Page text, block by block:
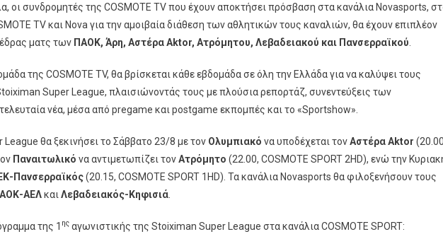
League
Και
Τη
Σεζόν
Στην
COSMOTE
οι συνδρομητές της COSMOTE TV που έχουν αποκτήσει πρόσβαση στα κανάλια Novasports,
TV και Nova για την αμοιβαία διάθεση των αθλητικών τους καναλιών, θα έχουν επιπλέον
ματς των ΠΑΟΚ, Άρη, ΑστέραAktor, Ατρόμητου, Λεβαδειακού και Πανσερραϊκού
της COSMOTE TV, θα βρίσκεται κάθε εβδομάδα σε όλη την Ελλάδα για να καλύψει τους
Super League, πλαισιώνοντάς τους με πλούσια ρεπορτάζ, συνεντεύξεις των
νέα, μέσα από pregame και postgame εκπομπές και το «Sportshow».
θα ξεκινήσει το Σάββατο 23/8 με τον Ολυμπιακό να υποδέχεται τονΑστέραAktor
Παναιτωλικό να αντιμετωπίζει τονΑτρόμητο (22.00, COSMOTE SPORT 2HD), ενώ την
Πανσερραϊκός(20.15, COSMOTE SPORT 1HD). Τα κανάλια Novasports θα φιλοξενήσουν τους
ΑΕΛκαι Λεβαδειακός-Κηφισιά
της 1 ης αγωνιστικής της Stoiximan Super League στα κανάλια COSMOTE SPORT: